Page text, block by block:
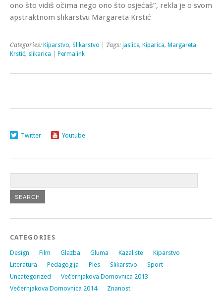
ono što vidiš očima nego ono što osjećaš”, rekla je o svom
apstraktnom slikarstvu Margareta Krstić
Categories: Kiparstvo, Slikarstvo | Tags: jaslice, Kiparica, Margareta
Krstić, slikarica Permalink
Twitter Youtube
CATEGORIES
Design Film Glazba Gluma Kazaliste
Kiparstvo
Literatura
Pedagogija Ples Slikarstvo
Sport
Uncategorized
Večernjakova Domovnica 2013
Večernjakova Domovnica 2014
Znanost